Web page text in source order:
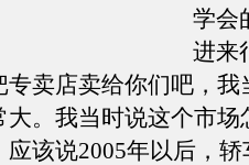
学会
进来
卖店卖给你们吧，我
。我当时说这个市场
该说2005年以后，